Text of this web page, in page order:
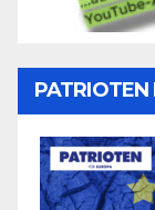
PATRIOTEN